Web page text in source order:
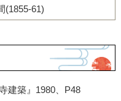
(1855-61)
建築』1980、P48